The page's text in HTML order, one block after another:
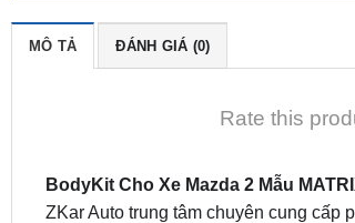
MÔ TẢ ĐÁNH GIÁ (0)
Rate this
BodyKit Cho Xe Mazda 2 Mẫu
ZKar Auto trung tâm chuyên cung cấp